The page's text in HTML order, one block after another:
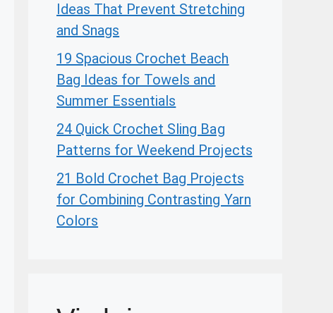
Ideas That Prevent Stretching
and Snags
19 Spacious Crochet Beach
Bag Ideas for Towels and
Summer Essentials
24 Quick Crochet Sling Bag
Patterns for Weekend Projects
21 Bold Crochet Bag Projects
for Combining Contrasting Yarn
Colors